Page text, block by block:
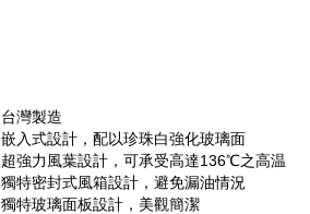
台灣製造
嵌入式設計，配以珍珠白強化玻璃面
超強力風葉設計，可承受高達136℃之高温
獨特密封式風箱設計，避免漏油情況
獨特玻璃面板設計，美觀簡潔